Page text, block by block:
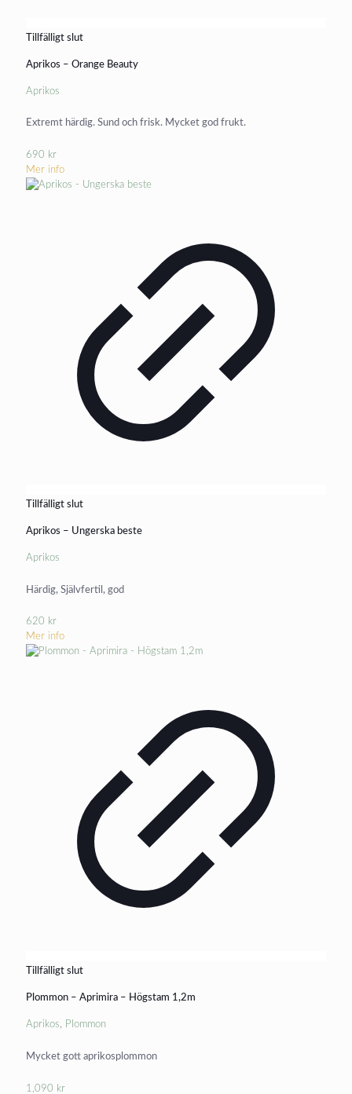
Tillfälligt slut
Aprikos – Orange Beauty
Aprikos
Extremt härdig. Sund och frisk. Mycket god frukt.
690 kr
Mer info
Tillfälligt slut
Aprikos – Ungerska beste
Aprikos
Härdig, Självfertil, god
620 kr
Mer info
Tillfälligt slut
Plommon – Aprimira – Högstam 1,2m
Aprikos, Plommon
Mycket gott aprikosplommon
1,090 kr